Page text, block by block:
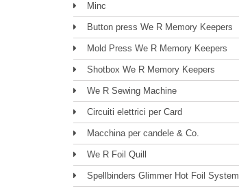
Minc
Button press We R Memory Keepers
Mold Press We R Memory Keepers
Shotbox We R Memory Keepers
We R Sewing Machine
Circuiti elettrici per Card
Macchina per candele & Co.
We R Foil Quill
Spellbinders Glimmer Hot Foil System